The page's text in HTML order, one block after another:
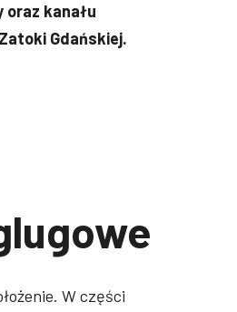
kanału
Gdańskiej.
W części